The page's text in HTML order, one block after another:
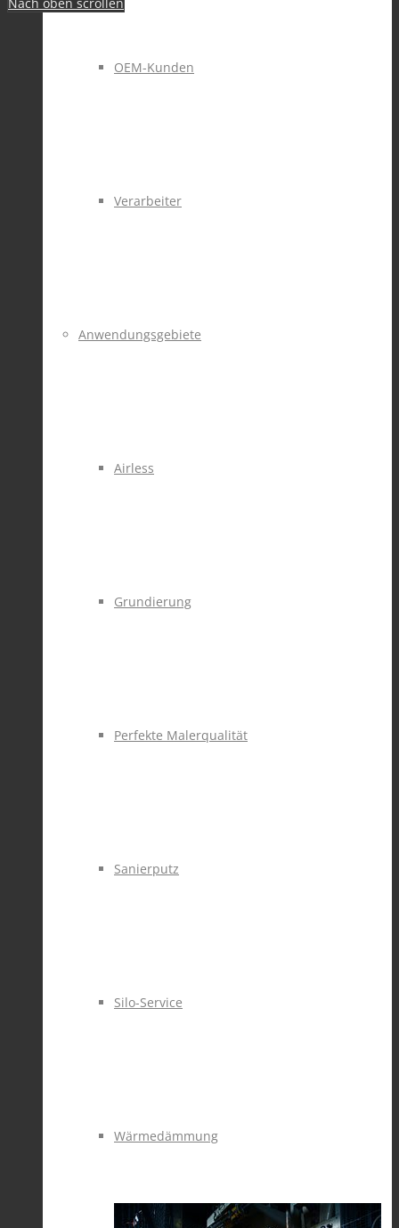
OEM-Kunden
Verarbeiter
Anwendungsgebiete
Airless
Grundierung
Perfekte Malerqualität
Sanierputz
Silo-Service
Wärmedämmung